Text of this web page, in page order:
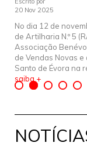
20 Nov 2025
No dia 12 de
de Artilharia N.º 5
Associação
de Vendas Novas
Santo de Évora na
saiba +